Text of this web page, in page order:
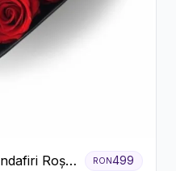
Roșii
RON499